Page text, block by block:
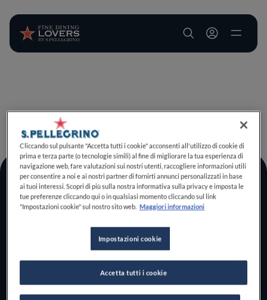
User account
TORNA A INIZIO PAGINA
Home
Log In
Scopri il vero
foodie che è in te
UNISCITI
Cliccando sul pulsante "Accetta tutti i cookie" acconsenti all'utilizzo di cookie di
prima e terza parte (o tecnologie simili) al fine di migliorare la tua esperienza di
navigazione web, fare valutazioni sui nostri utenti, raccogliere informazioni utili
per consentire a noi e ai nostri partner di fornirti annunci personalizzati in base
ai tuoi interessi. Scopri di più sulla nostra informativa sulla privacy e imposta le
tue preferenze cliccando qui o in qualsiasi momento cliccando sul link
"Impostazioni cookie" sul nostro sito web. Maggiori informazioni
Impostazioni cookie
Accetta tutti i cookie